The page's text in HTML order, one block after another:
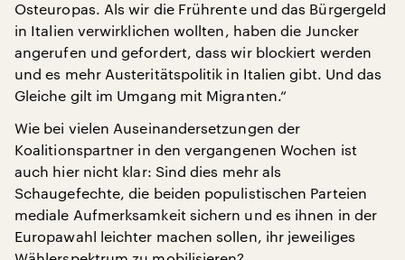
Osteuropas. Als wir die Frührente und das Bürgergeld
in Italien verwirklichen wollten, haben die Juncker
angerufen und gefordert, dass wir blockiert werden
und es mehr Austeritätspolitik in Italien gibt. Und das
Gleiche gilt im Umgang mit Migranten.“
Wie bei vielen Auseinandersetzungen der
Koalitionspartner in den vergangenen Wochen ist
auch hier nicht klar: Sind dies mehr als
Schaugefechte, die beiden populistischen Parteien
mediale Aufmerksamkeit sichern und es ihnen in der
Europawahl leichter machen sollen, ihr jeweiliges